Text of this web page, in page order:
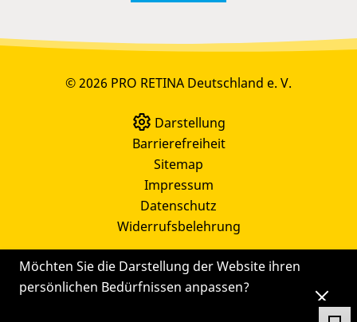
Möchten Sie die Darstellung der Website ihren
persönlichen Bedürfnissen anpassen?
© 2026 PRO RETINA Deutschland e. V.
Darstellung
Barrierefreiheit
Sitemap
Impressum
Datenschutz
Widerrufsbelehrung